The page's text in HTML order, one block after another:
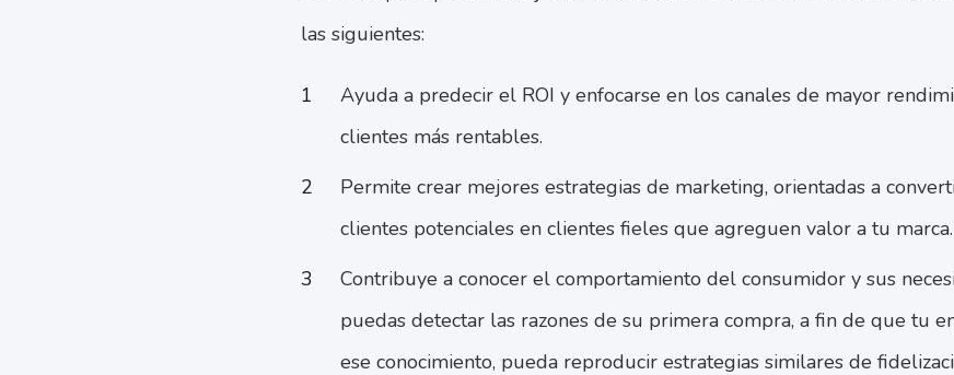
las siguientes:
Ayuda a predecir el ROI y enfocarse en los canales de mayor
clientes más rentables.
Permite crear mejores estrategias de marketing, orientadas a
clientes potenciales en clientes fieles que agreguen valor a tu marca.
Contribuye a conocer el comportamiento del consumidor y sus
puedas detectar las razones de su primera compra, a fin de que tu
ese conocimiento, pueda reproducir estrategias similares de